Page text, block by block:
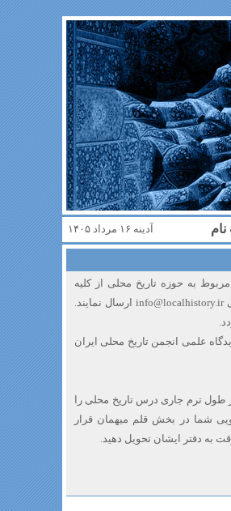
آدینه ۱۶ مرداد ۱۴۰۵
به حوزه تاریخ محلی از کلیه
info@localhistory.ir ارسال نمایند.
علمی انجمن تاریخ محلی ایران
طول ترم جاری درس تاریخ محلی را
شما در بخش قلم میهمان قرار